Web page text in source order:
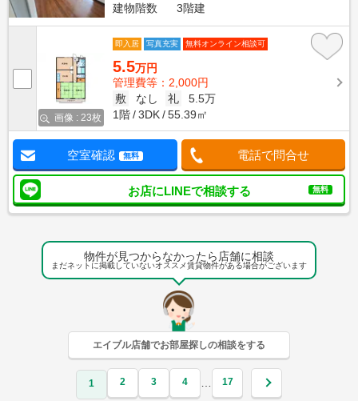
建物階数
3階建
画像 : 23枚
即入居 写真充実 無料オンライン相談可
5.5万円
管理費等：2,000円
敷
なし 礼
5.5万
1階
3DK 55.39㎡
空室確認 無料 電話で問合せ
お店にLINEで相談する 無料
物件が見つからなかったら店舗に相談
まだネットに掲載していないオススメ賃貸物件がある場合がございます
エイブル店舗でお部屋探しの相談をする
1 2 3 4 … 17